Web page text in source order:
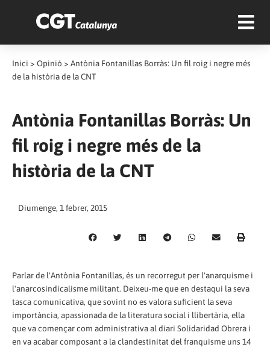
Inici > Opinió > Antònia Fontanillas Borràs: Un fil roig i negre més
de la història de la CNT
Antònia Fontanillas Borràs: Un
fil roig i negre més de la
història de la CNT
Diumenge, 1 febrer, 2015
Parlar de l'Antònia Fontanillas, és un recorregut per l'anarquisme i
l'anarcosindicalisme militant. Deixeu-me que en destaqui la seva
tasca comunicativa, que sovint no es valora suficient la seva
importància, apassionada de la literatura social i llibertària, ella
que va començar com administrativa al diari Solidaridad Obrera i
en va acabar composant a la clandestinitat del franquisme uns 14